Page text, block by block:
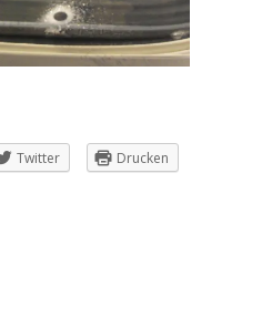
Twitter Drucken